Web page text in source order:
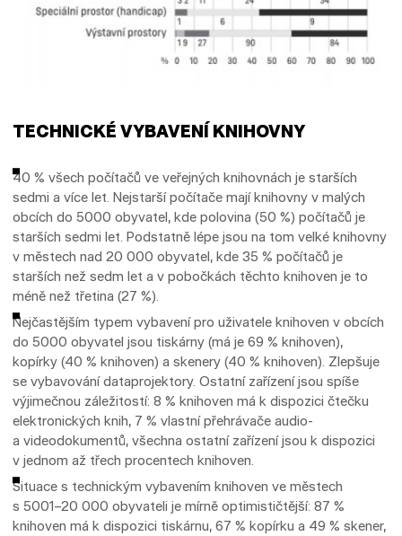
TECHNICKÉ VYBAVENÍ KNIHOVNY
40 % všech počítačů ve veřejných knihovnách je starších
sedmi a více let. Nejstarší počítače mají knihovny v malých
obcích do 5000 obyvatel, kde polovina (50 %) počítačů je
starších sedmi let. Podstatně lépe jsou na tom velké knihovny
v městech nad 20 000 obyvatel, kde 35 % počítačů je
starších než sedm let a v pobočkách těchto knihoven je to
méně než třetina (27 %).
Nejčastějším typem vybavení pro uživatele knihoven v obcích
do 5000 obyvatel jsou tiskárny (má je 69 % knihoven),
kopírky (40 % knihoven) a skenery (40 % knihoven). Zlepšuje
se vybavování dataprojektory. Ostatní zařízení jsou spíše
výjimečnou záležitostí: 8 % knihoven má k dispozici čtečku
elektronických knih, 7 % vlastní přehrávače audio-
a videodokumentů, všechna ostatní zařízení jsou k dispozici
v jednom až třech procentech knihoven.
Situace s technickým vybavením knihoven ve městech
s 5001–20 000 obyvateli je mírně optimističtější: 87 %
knihoven má k dispozici tiskárnu, 67 % kopírku a 49 % skener,